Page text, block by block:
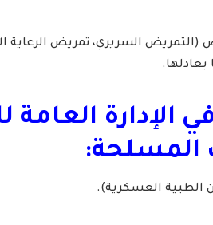
السريري، تمريض الرعاية
الإدارة العامة
المسلحة:
الطبية العسكرية).